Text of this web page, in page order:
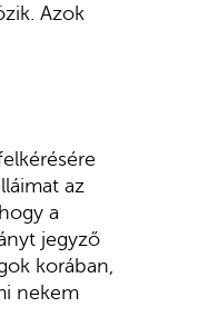
Azok
az
a
jegyző
korában,
nekem